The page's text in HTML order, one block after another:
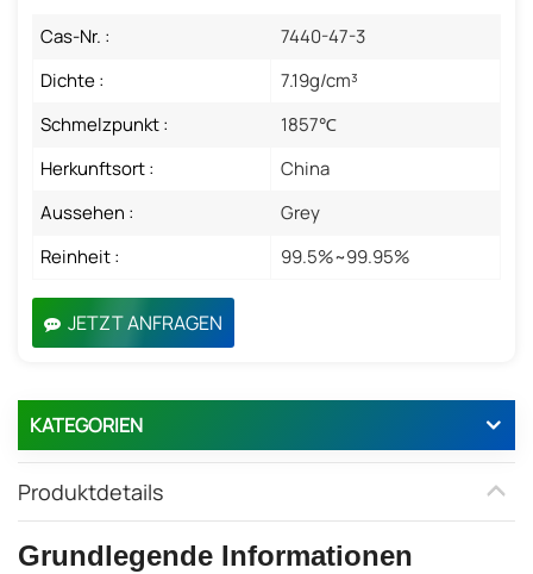
Cas-Nr. :
7440-47-3
Dichte :
7.19g/cm³
Schmelzpunkt :
1857℃
Herkunftsort :
China
Aussehen :
Grey
Reinheit :
99.5%~99.95%
JETZT ANFRAGEN
KATEGORIEN
Produktdetails
Grundlegende Informationen